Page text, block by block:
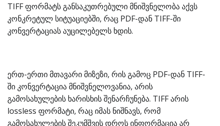
TIFF ფორმატს განსაკუთრებული მნიშვნელობა აქვს
კონკრეტულ სიტუაციებში, რაც PDF-დან TIFF-ში
კონვერტაციას აუცილებელს ხდის.
ერთ-ერთი მთავარი მიზეზი, რის გამოც PDF-დან TIFF-
ში კონვერტაცია მნიშვნელოვანია, არის
გამოსახულების ხარისხის შენარჩუნება. TIFF არის
lossless ფორმატი, რაც იმას ნიშნავს, რომ
გამოსახულების შეკუმშვის დროს ინფორმაცია არ